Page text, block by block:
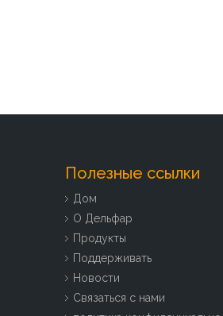
Полезные ссылки
Дом
О Дельфар
Продукты
Поддерживать
Новости
Связаться с нами